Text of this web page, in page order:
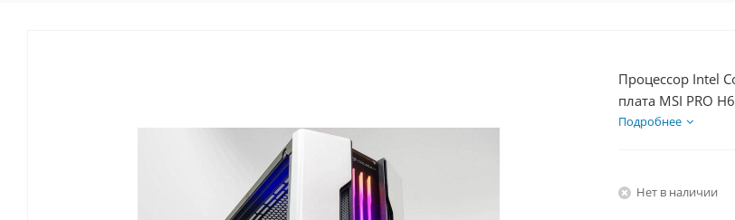
Процессор Intel
плата MSI PRO
SSD 1000Гб +
Подробнее
Нет в наличии